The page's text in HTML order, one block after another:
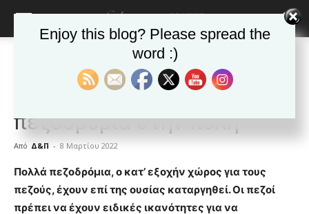
ΒΥΡΩΝΑΣ Τα νέα της Πόλης
Βύρωνας: “Απροσπέλαστα”
πεζοδρόμια στην πόλη
Από Δ&Π - 8 Μαρτίου 2022
blonde
lesbians
very
Πολλά πεζοδρόμια, ο κατ’ εξοχήν χώρος για τους
πεζούς, έχουν επί της ουσίας καταργηθεί. Οι πεζοί
πρέπει να έχουν ειδικές ικανότητες για να
Enjoy this blog? Please spread the
word :)